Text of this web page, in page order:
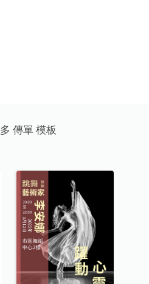
傳單 模板